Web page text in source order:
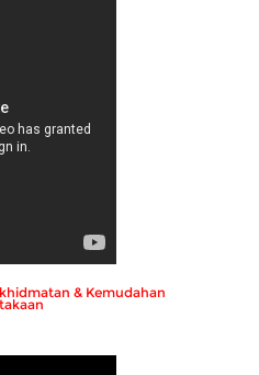
& Kemudahan